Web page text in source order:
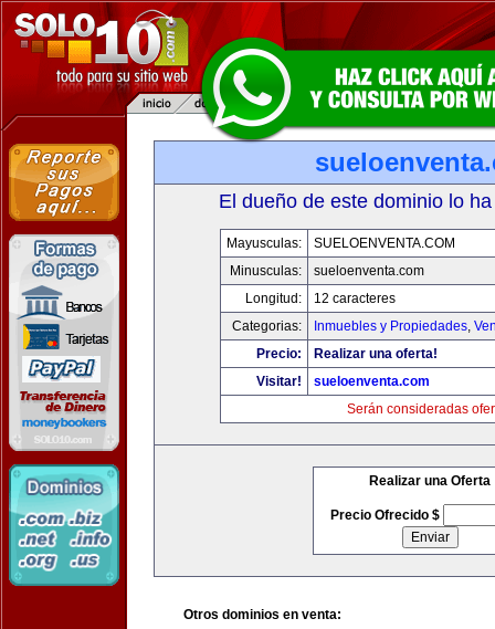
El dueño de este dominio lo
Mayusculas:
SUELOENVENTA.COM
Minusculas:
sueloenventa.com
Longitud:
12 caracteres
Categorias:
Inmuebles y Propiedades,
Precio:
Realizar una oferta!
Visitar!
sueloenventa.com
Serán consideradas
Realizar una Oferta
Precio Ofrecido $
Otros dominios en venta: